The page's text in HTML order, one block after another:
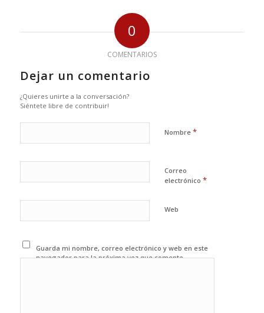
0
COMENTARIOS
Dejar un comentario
¿Quieres unirte a la conversación?
Siéntete libre de contribuir!
Nombre *
Correo
electrónico *
Web
Guarda mi nombre, correo electrónico y web en este
navegador para la próxima vez que comente.